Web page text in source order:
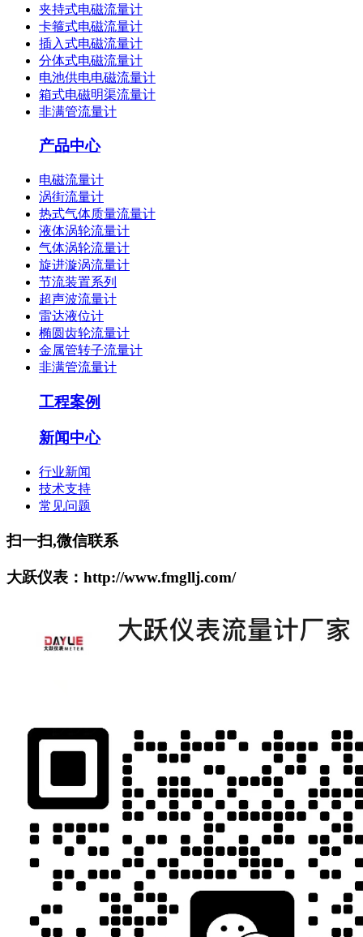
夹持式电磁流量计
卡箍式电磁流量计
插入式电磁流量计
分体式电磁流量计
电池供电电磁流量计
箱式电磁明渠流量计
非满管流量计
产品中心
电磁流量计
涡街流量计
热式气体质量流量计
液体涡轮流量计
气体涡轮流量计
旋进漩涡流量计
节流装置系列
超声波流量计
雷达液位计
椭圆齿轮流量计
金属管转子流量计
非满管流量计
工程案例
新闻中心
行业新闻
技术支持
常见问题
扫一扫,微信联系
大跃仪表：http://www.fmgllj.com/